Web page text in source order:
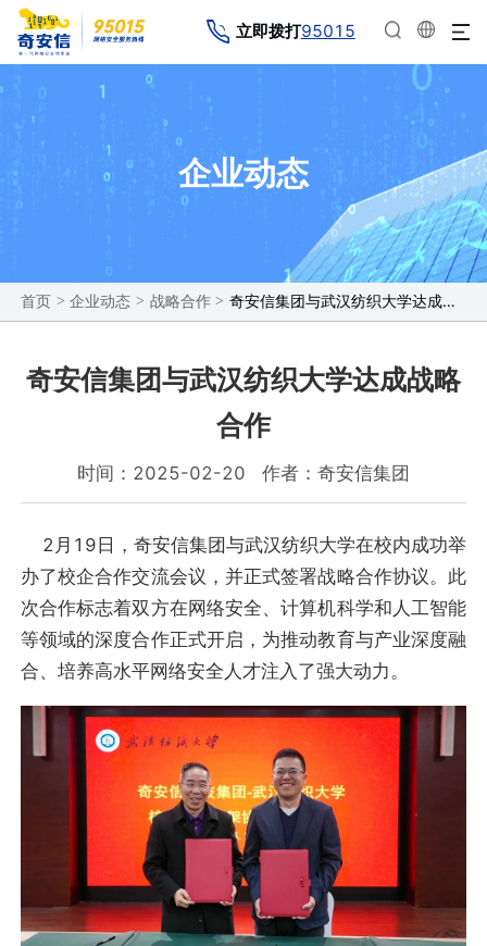
立即拨打95015
企业动态
首页 > 企业动态 > 战略合作 > 奇安信集团与武汉纺织大学达成战略合作
奇安信集团与武汉纺织大学达成战略
合作
时间：2025-02-20 作者：奇安信集团
2月19日，奇安信集团与武汉纺织大学在校内成功举
办了校企合作交流会议，并正式签署战略合作协议。此
次合作标志着双方在网络安全、计算机科学和人工智能
等领域的深度合作正式开启，为推动教育与产业深度融
合、培养高水平网络安全人才注入了强大动力。